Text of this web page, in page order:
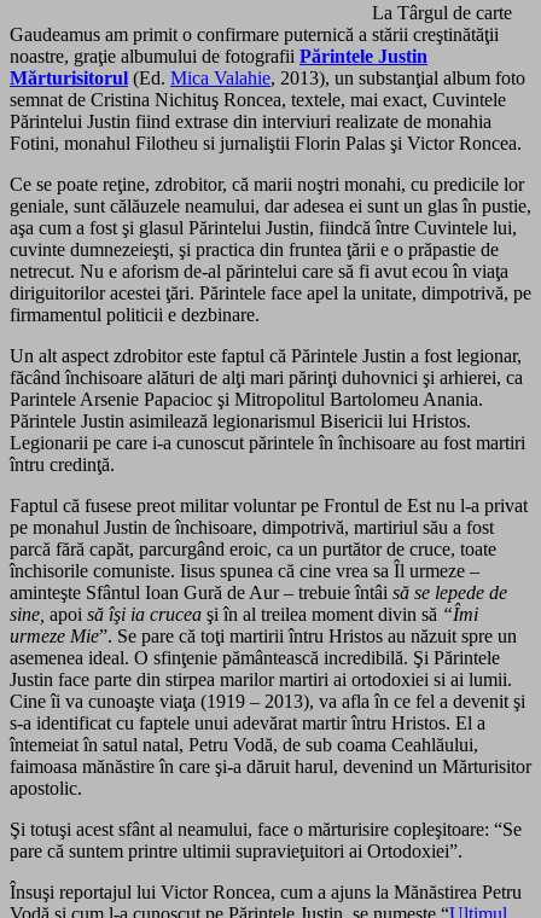
La Târgul de carte
Gaudeamus am primit o confirmare puternică a stării creştinătăţii
noastre, graţie albumului de fotografii Părintele Justin
Mărturisitorul (Ed. Mica Valahie, 2013), un substanţial album foto
semnat de Cristina Nichituş Roncea, textele, mai exact, Cuvintele
Părintelui Justin fiind extrase din interviuri realizate de monahia
Fotini, monahul Filotheu si jurnaliştii Florin Palas şi Victor Roncea.
Ce se poate reţine, zdrobitor, că marii noştri monahi, cu predicile lor
geniale, sunt călăuzele neamului, dar adesea ei sunt un glas în pustie,
aşa cum a fost şi glasul Părintelui Justin, fiindcă între Cuvintele lui,
cuvinte dumnezeieşti, şi practica din fruntea ţării e o prăpastie de
netrecut. Nu e aforism de-al părintelui care să fi avut ecou în viaţa
diriguitorilor acestei ţări. Părintele face apel la unitate, dimpotrivă, pe
firmamentul politicii e dezbinare.
Un alt aspect zdrobitor este faptul că Părintele Justin a fost legionar,
făcând închisoare alături de alţi mari părinţi duhovnici şi arhierei, ca
Parintele Arsenie Papacioc şi Mitropolitul Bartolomeu Anania.
Părintele Justin asimilează legionarismul Bisericii lui Hristos.
Legionarii pe care i-a cunoscut părintele în închisoare au fost martiri
întru credinţă.
Faptul că fusese preot militar voluntar pe Frontul de Est nu l-a privat
pe monahul Justin de închisoare, dimpotrivă, martiriul său a fost
parcă fără capăt, parcurgând eroic, ca un purtător de cruce, toate
închisorile comuniste. Iisus spunea că cine vrea sa Îl urmeze –
aminteşte Sfântul Ioan Gură de Aur – trebuie întâi să se lepede de
sine apoi să îşi ia crucea şi în al treilea moment divin să “Îmi
urmeze Mie”. Se pare că toţi martirii întru Hristos au năzuit spre un
asemenea ideal. O sfinţenie pământească incredibilă. Şi Părintele
Justin face parte din stirpea marilor martiri ai ortodoxiei si ai lumii.
Cine îi va cunoaşte viaţa (1919 – 2013), va afla în ce fel a devenit şi
s-a identificat cu faptele unui adevărat martir întru Hristos. El a
întemeiat în satul natal, Petru Vodă, de sub coama Ceahlăului,
faimoasa mănăstire în care şi-a dăruit harul, devenind un Mărturisitor
apostolic.
Şi totuşi acest sfânt al neamului, face o mărturisire copleşitoare: “Se
pare că suntem printre ultimii supravieţuitori ai Ortodoxiei”.
Însuşi reportajul lui Victor Roncea, cum a ajuns la Mănăstirea Petru
Vodă şi cum l-a cunoscut pe Părintele Justin, se numeşte “Ultimul